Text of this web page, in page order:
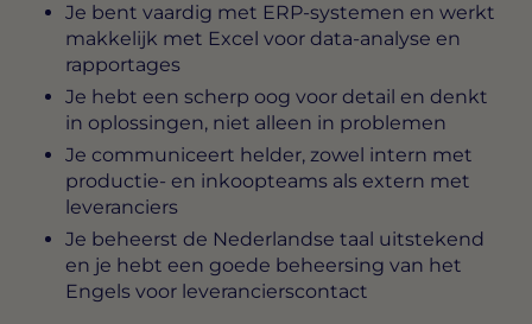
Je bent vaardig met ERP-systemen en werkt
makkelijk met Excel voor data-analyse en
rapportages
Je hebt een scherp oog voor detail en denkt
in oplossingen, niet alleen in problemen
Je communiceert helder, zowel intern met
productie- en inkoopteams als extern met
leveranciers
Je beheerst de Nederlandse taal uitstekend
en je hebt een goede beheersing van het
Engels voor leverancierscontact